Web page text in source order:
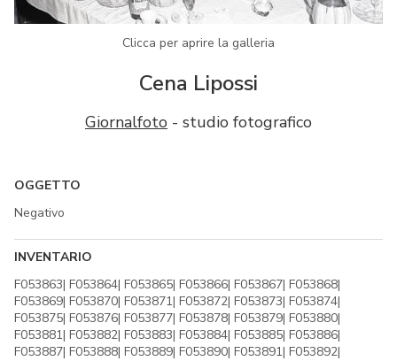
Clicca per aprire la galleria
Cena Lipossi
Giornalfoto - studio fotografico
OGGETTO
Negativo
INVENTARIO
F053863| F053864| F053865| F053866| F053867| F053868|
F053869| F053870| F053871| F053872| F053873| F053874|
F053875| F053876| F053877| F053878| F053879| F053880|
F053881| F053882| F053883| F053884| F053885| F053886|
F053887| F053888| F053889| F053890| F053891| F053892|